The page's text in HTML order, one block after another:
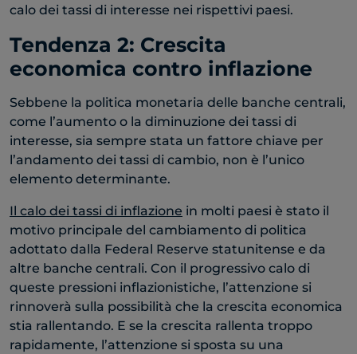
calo dei tassi di interesse nei rispettivi paesi.
Tendenza 2: Crescita
economica contro inflazione
Sebbene la politica monetaria delle banche centrali,
come l’aumento o la diminuzione dei tassi di
interesse, sia sempre stata un fattore chiave per
l’andamento dei tassi di cambio, non è l’unico
elemento determinante.
Il calo dei tassi di inflazione in molti paesi è stato il
motivo principale del cambiamento di politica
adottato dalla Federal Reserve statunitense e da
altre banche centrali. Con il progressivo calo di
queste pressioni inflazionistiche, l’attenzione si
rinnoverà sulla possibilità che la crescita economica
stia rallentando. E se la crescita rallenta troppo
rapidamente, l’attenzione si sposta su una